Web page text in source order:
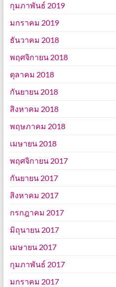
กุมภาพันธ์ 2019
มกราคม 2019
ธันวาคม 2018
พฤศจิกายน 2018
ตุลาคม 2018
กันยายน 2018
สิงหาคม 2018
พฤษภาคม 2018
เมษายน 2018
พฤศจิกายน 2017
กันยายน 2017
สิงหาคม 2017
กรกฎาคม 2017
มิถุนายน 2017
เมษายน 2017
กุมภาพันธ์ 2017
มกราคม 2017